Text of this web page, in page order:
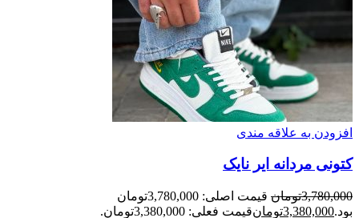
افزودن به علاقه مندی
کتونی مردانه اير نايک
3,780,000تومان
قیمت اصلی: 3,780,000تومان
بود.3,380,000تومانقیمت فعلی: 3,380,000تومان.